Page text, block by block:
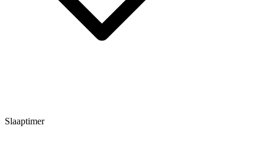
Slaaptimer